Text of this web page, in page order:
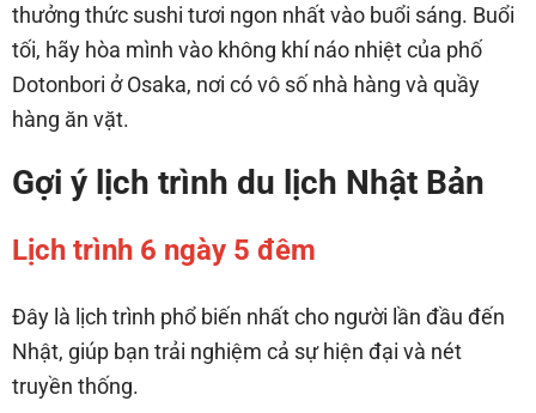
thưởng thức sushi tươi ngon nhất vào buổi sáng. Buổi
tối, hãy hòa mình vào không khí náo nhiệt của phố
Dotonbori ở Osaka, nơi có vô số nhà hàng và quầy
hàng ăn vặt.
Gợi ý lịch trình du lịch Nhật Bản
Lịch trình 6 ngày 5 đêm
Đây là lịch trình phổ biến nhất cho người lần đầu đến
Nhật, giúp bạn trải nghiệm cả sự hiện đại và nét
truyền thống.